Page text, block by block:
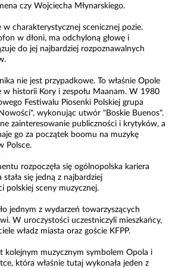
czy Wojciecha Młynarskiego.
w charakterystycznej scenicznej pozie.
w dłoni, ma odchyloną głowę i
do jej najbardziej rozpoznawalnych
nie jest przypadkowe. To właśnie Opole
w historii Kory i zespołu Maanam. W 1980
Festiwalu Piosenki Polskiej grupa
wykonując utwór "Boskie Buenos".
zainteresowanie publiczności i krytyków, a
go za początek boomu na muzykę
Polsce.
rozpoczęła się ogólnopolska kariera
stała się jedną z najbardziej
polskiej sceny muzycznej.
jednym z wydarzeń towarzyszących
W uroczystości uczestniczyli mieszkańcy,
władz miasta oraz goście KFPP.
kolejnym muzycznym symbolem Opola i
która właśnie tutaj wykonała jeden z